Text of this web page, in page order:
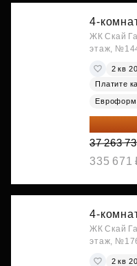
4-
ЖК Скай
этаж,
2 кв
Платите
29 438
37 263
335 671
4-
ЖК Скай
этаж,
2 кв